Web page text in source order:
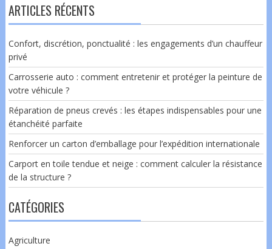
ARTICLES RÉCENTS
Confort, discrétion, ponctualité : les engagements d’un chauffeur
privé
Carrosserie auto : comment entretenir et protéger la peinture de
votre véhicule ?
Réparation de pneus crevés : les étapes indispensables pour une
étanchéité parfaite
Renforcer un carton d’emballage pour l’expédition internationale
Carport en toile tendue et neige : comment calculer la résistance
de la structure ?
CATÉGORIES
Agriculture